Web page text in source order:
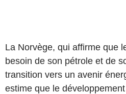
La Norvège, qui affirme que
besoin de son pétrole et de
transition vers un avenir
estime que le